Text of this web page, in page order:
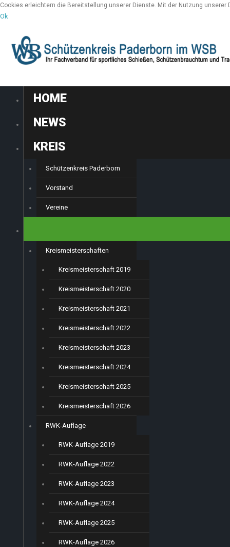
Cookies erleichtern die Bereitstellung unserer Dienste. Mit der Nutzung
Ok
HOME
NEWS
KREIS
Schützenkreis Paderborn
Vorstand
Vereine
Kreismeisterschaften
Kreismeisterschaft 2019
Kreismeisterschaft 2020
Kreismeisterschaft 2021
Kreismeisterschaft 2022
Kreismeisterschaft 2023
Kreismeisterschaft 2024
Kreismeisterschaft 2025
Kreismeisterschaft 2026
RWK-Auflage
RWK-Auflage 2019
RWK-Auflage 2022
RWK-Auflage 2023
RWK-Auflage 2024
RWK-Auflage 2025
RWK-Auflage 2026